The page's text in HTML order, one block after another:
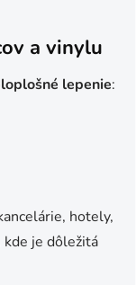
a vinylu
lepenie:
hotely,
kde je dôležitá